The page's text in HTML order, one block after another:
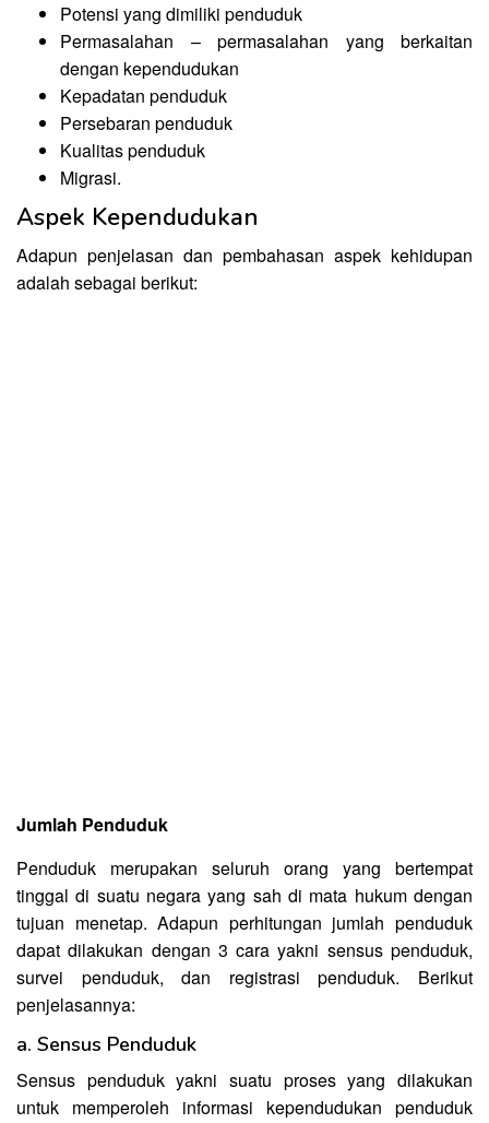
Potensi yang dimiliki penduduk
Permasalahan – permasalahan yang berkaitan
dengan kependudukan
Kepadatan penduduk
Persebaran penduduk
Kualitas penduduk
Migrasi.
Aspek Kependudukan
Adapun penjelasan dan pembahasan aspek kehidupan
adalah sebagai berikut:
Jumlah Penduduk
Penduduk merupakan seluruh orang yang bertempat
tinggal di suatu negara yang sah di mata hukum dengan
tujuan menetap. Adapun perhitungan jumlah penduduk
dapat dilakukan dengan 3 cara yakni sensus penduduk,
survei penduduk, dan registrasi penduduk. Berikut
penjelasannya:
a. Sensus Penduduk
Sensus penduduk yakni suatu proses yang dilakukan
untuk memperoleh informasi kependudukan penduduk